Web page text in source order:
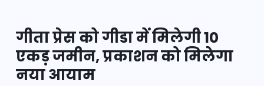
गीता प्रेस को गीडा में मिलेगी 10
एकड़ जमीन, प्रकाशन को मिलेगा
नया आयाम